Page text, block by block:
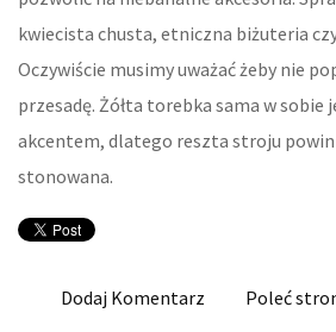
PLACÓWKI
KURSY
KONFERENCJE, SALE
KSIĄŻKI,
kwiecista chusta, etniczna biżuteria
Oczywiście musimy uważać żeby nie
przesadę. Żółta torebka sama w sobie
akcentem, dlatego reszta stroju
stonowana.
Dodaj Komentarz Poleć